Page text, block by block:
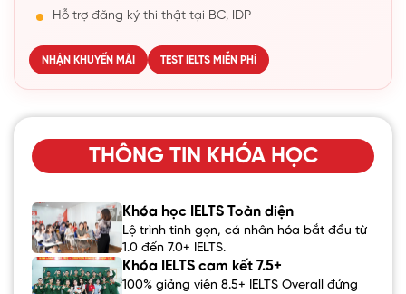
Hỗ trợ đăng ký thi thật tại BC, IDP
NHẬN KHUYẾN MÃI TEST IELTS MIỄN PHÍ
THÔNG TIN KHÓA HỌC
Khóa học IELTS Toàn diện
Lộ trình tinh gọn, cá nhân hóa bắt đầu từ
1.0 đến 7.0+ IELTS.
Khóa IELTS cam kết 7.5+
100% giảng viên 8.5+ IELTS Overall đứng